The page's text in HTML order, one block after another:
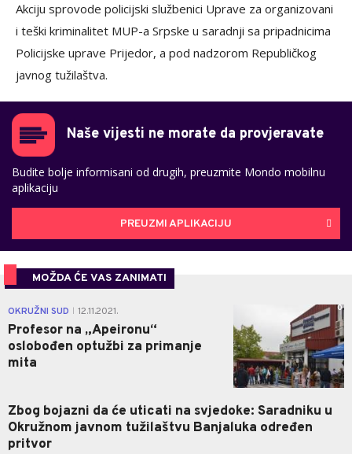
Akciju sprovode policijski službenici Uprave za organizovani
i teški kriminalitet MUP-a Srpske u saradnji sa pripadnicima
Policijske uprave Prijedor, a pod nadzorom Republičkog
javnog tužilaštva.
Naše vijesti ne morate da provjeravate
Budite bolje informisani od drugih, preuzmite Mondo mobilnu
aplikaciju
PREUZMI APLIKACIJU
MOŽDA ĆE VAS ZANIMATI
OKRUŽNI SUD 12.11.2021.
Profesor na „Apeironu“
oslobođen optužbi za primanje
mita
0
Zbog bojazni da će uticati na svjedoke: Saradniku u
Okružnom javnom tužilaštvu Banjaluka određen
pritvor